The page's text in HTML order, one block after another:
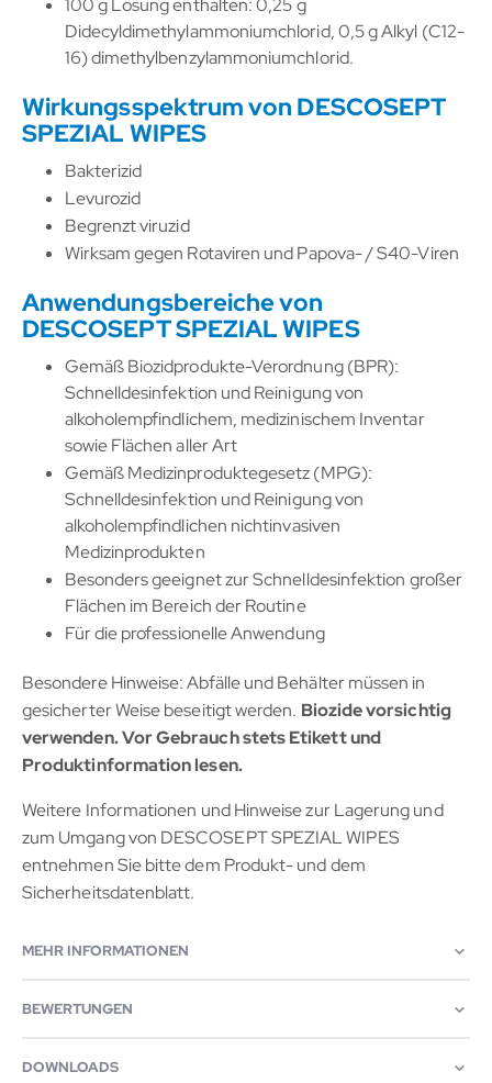
Didecyldimethylammoniumchlorid, 0,5 g Alkyl (C12-
16) dimethylbenzylammoniumchlorid.
Wirkungsspektrum von DESCOSEPT
SPEZIAL WIPES
Bakterizid
Levurozid
Begrenzt viruzid
Wirksam gegen Rotaviren und Papova- / S40-Viren
Anwendungsbereiche von
DESCOSEPT SPEZIAL WIPES
Gemäß Biozidprodukte-Verordnung (BPR):
Schnelldesinfektion und Reinigung von
alkoholempfindlichem, medizinischem Inventar
sowie Flächen aller Art
Gemäß Medizinproduktegesetz (MPG):
Schnelldesinfektion und Reinigung von
alkoholempfindlichen nichtinvasiven
Medizinprodukten
Besonders geeignet zur Schnelldesinfektion großer
Flächen im Bereich der Routine
Für die professionelle Anwendung
Besondere Hinweise: Abfälle und Behälter müssen in
gesicherter Weise beseitigt werden. Biozide vorsichtig
verwenden. Vor Gebrauch stets Etikett und
Produktinformation lesen.
Weitere Informationen und Hinweise zur Lagerung und
zum Umgang von DESCOSEPT SPEZIAL WIPES
entnehmen Sie bitte dem Produkt- und dem
Sicherheitsdatenblatt.
MEHR INFORMATIONEN
BEWERTUNGEN
DOWNLOADS